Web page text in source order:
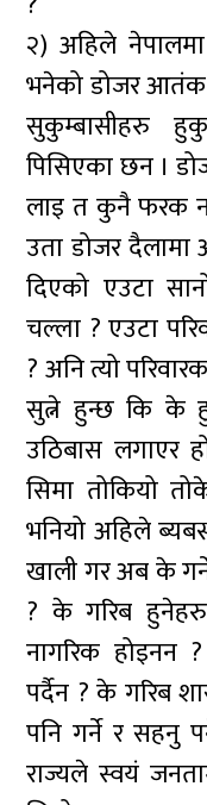
२) अहिले
भनेको डोजर आतंक
सुकुम्बासीहरु
पिसिएका छन ।
लाइ त कुनै फरक
उता डोजर
दिएको एउटा
चल्ला ? एउटा
? अनि त्यो
सुत्ने हुन्छ कि के
उठिबास लगाएर
सिमा तोकियो
भनियो अहिले
खाली गर अब के
? के गरिब हुनेहरु
नागरिक होइनन
पर्दैन ? के गरिब
पनि गर्ने र सहनु
राज्यले स्वयं